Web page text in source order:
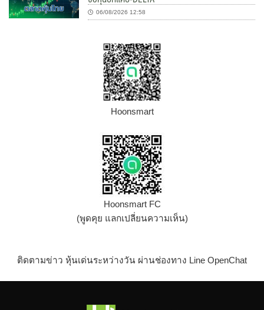
06/08/2026 12:58
Hoonsmart
Hoonsmart FC
(พูดคุย แลกเปลี่ยนความเห็น)
ติดตามข่าว หุ้นเด่นระหว่างวัน ผ่านช่องทาง Line OpenChat